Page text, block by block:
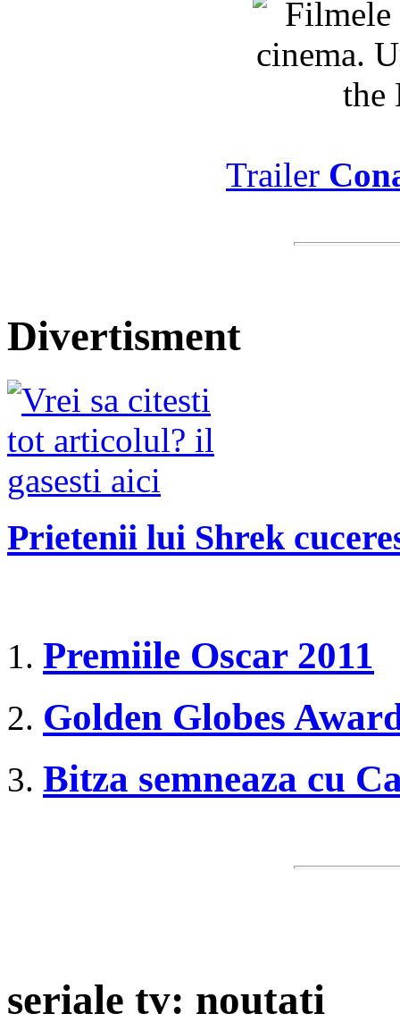
Trailer
Divertisment
Prietenii lui Shrek
Premiile Oscar 2011
Golden Globes
Bitza semneaza cu
seriale tv: noutati